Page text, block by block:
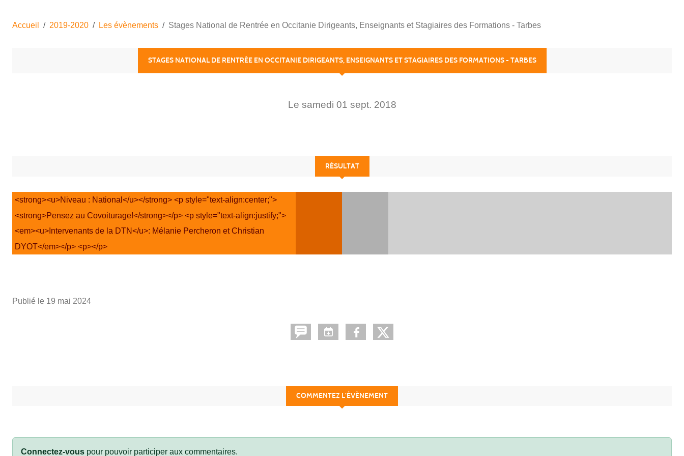
Accueil 2019-2020 Les évènements Stages National de Rentrée en Occitanie Dirigeants, Enseignants et Stagiaires des Formations - Tarbes
STAGES NATIONAL DE RENTRÉE EN OCCITANIE DIRIGEANTS, ENSEIGNANTS ET STAGIAIRES DES FORMATIONS - TARBES
Le samedi 01 sept. 2018
RÉSULTAT
<strong><u>Niveau : National</u></strong> <p style="text-align:center;">
<strong>Pensez au Covoiturage!</strong></p> <p style="text-align:justify;">
<em><u>Intervenants de la DTN</u>: Mélanie Percheron et Christian
DYOT</em></p> <p></p>
Publié le 19 mai 2024
COMMENTEZ L’ÉVÈNEMENT
Connectez-vous pour pouvoir participer aux commentaires.